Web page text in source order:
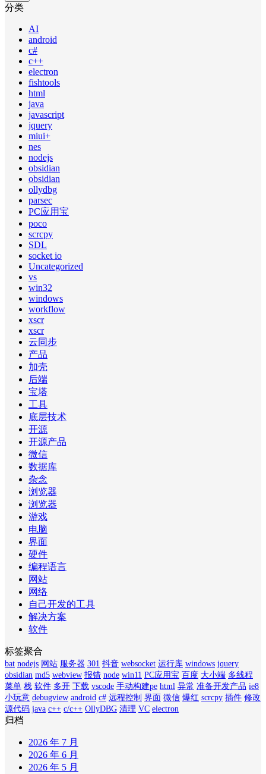
分类
AI
android
c#
c++
electron
fishtools
html
java
javascript
jquery
miui+
nes
nodejs
obsidian
obsidian
ollydbg
parsec
PC应用宝
poco
scrcpy
SDL
socket io
Uncategorized
vs
win32
windows
workflow
xscr
xscr
云同步
产品
加壳
后端
宝塔
工具
底层技术
开源
开源产品
微信
数据库
杂念
浏览器
浏览器
游戏
电脑
界面
硬件
编程语言
网站
网络
自己开发的工具
解决方案
软件
标签聚合
bat nodejs 网站 服务器 301 抖音 websocket 运行库 windows jquery
obsidian md5 webview 报错 node win11 PC应用宝 百度 大小端 多线程
菜单 栈 软件 多开 下载 vscode 手动构建pe html 异常 准备开发产品 ie8
小玩意 debugview android c# 远程控制 界面 微信 爆红 scrcpy 插件 修改
源代码 java c++ c/c++ OllyDBG 清理 VC electron
归档
2026 年 7 月
2026 年 6 月
2026 年 5 月